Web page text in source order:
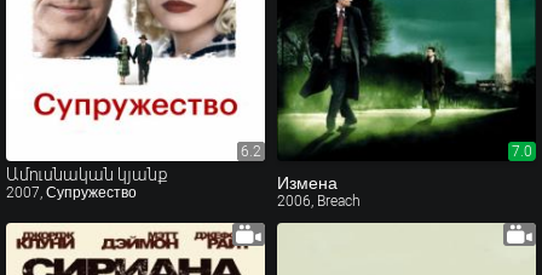
6.2
6.2
Ամուսնական կյանք
2007, Супружество
7.0
Измена
2006, Breach